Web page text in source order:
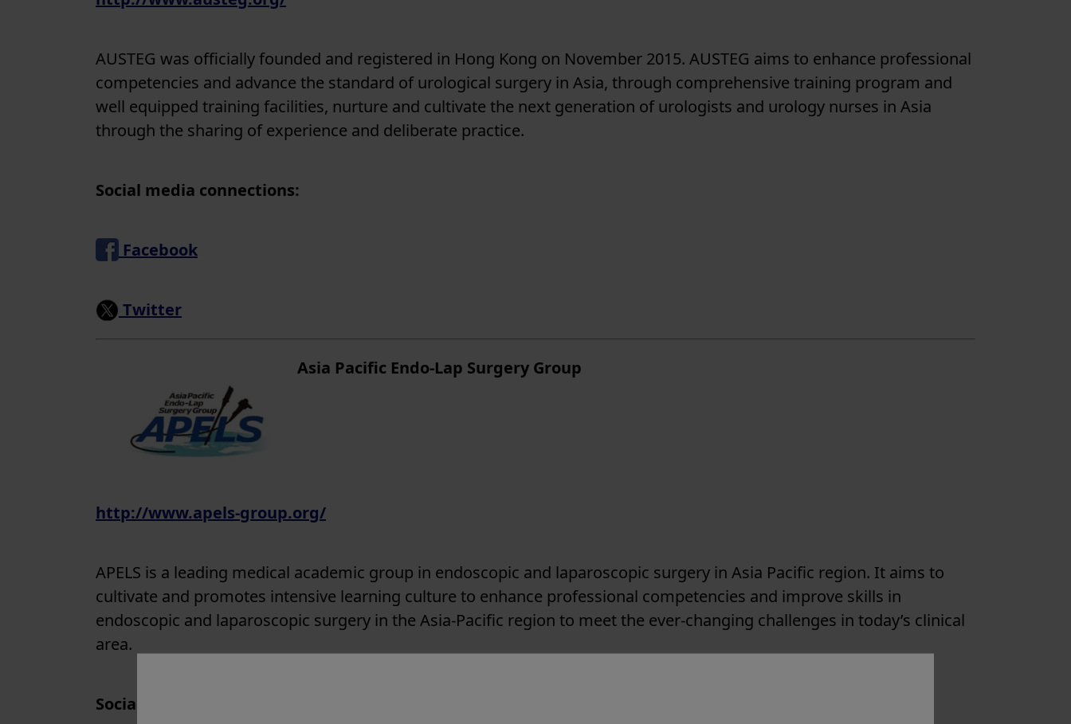
AUSTEG was officially founded and registered in Hong Kong on November 2015. AUSTEG aims to enhance professional
competencies and advance the standard of urological surgery in Asia, through comprehensive training program and
well equipped training facilities, nurture and cultivate the next generation of urologists and urology nurses in Asia
through the sharing of experience and deliberate practice.
Social media connections:
Facebook
Twitter
Asia Pacific Endo-Lap Surgery Group
http://www.apels-group.org/
APELS is a leading medical academic group in endoscopic and laparoscopic surgery in Asia Pacific region. It aims to
cultivate and promotes intensive learning culture to enhance professional competencies and improve skills in
endoscopic and laparoscopic surgery in the Asia-Pacific region to meet the ever-changing challenges in today’s clinical
area.
Social media connections: